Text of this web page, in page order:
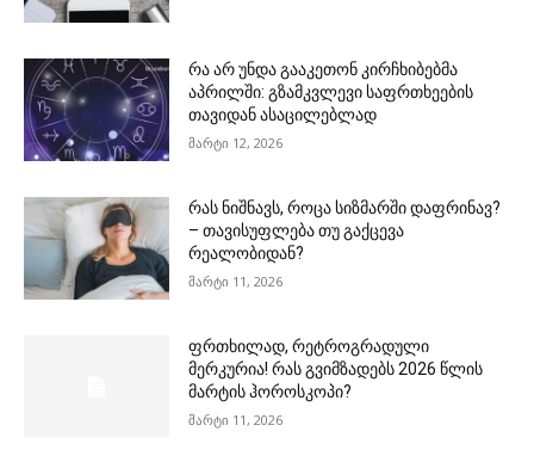
რა არ უნდა გააკეთონ კირჩხიბებმა
აპრილში: გზამკვლევი საფრთხეების
თავიდან ასაცილებლად
მარტი 12, 2026
რას ნიშნავს, როცა სიზმარში დაფრინავ?
– თავისუფლება თუ გაქცევა
რეალობიდან?
მარტი 11, 2026
ფრთხილად, რეტროგრადული
მერკურია! რას გვიმზადებს 2026 წლის
მარტის ჰოროსკოპი?
მარტი 11, 2026